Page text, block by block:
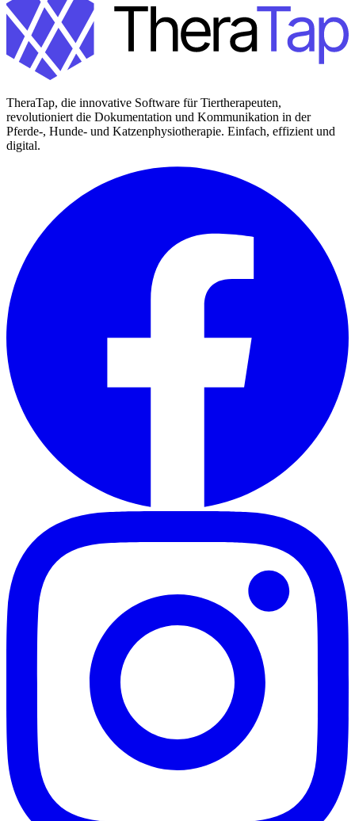
TheraTap, die innovative Software für Tiertherapeuten,
revolutioniert die Dokumentation und Kommunikation in der
Pferde-, Hunde- und Katzenphysiotherapie. Einfach, effizient und
digital.